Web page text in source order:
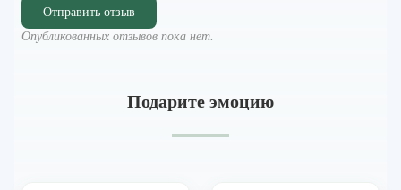
Отправить отзыв
Опубликованных отзывов пока нет.
Подарите эмоцию